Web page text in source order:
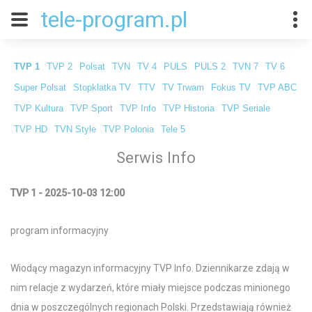
tele-program.pl
TVP 1 TVP 2 Polsat TVN TV 4 PULS PULS 2 TVN 7 TV 6
Super Polsat Stopklatka TV TTV TV Trwam Fokus TV TVP ABC
TVP Kultura TVP Sport TVP Info TVP Historia TVP Seriale
TVP HD TVN Style TVP Polonia Tele 5
Serwis Info
TVP 1 - 2025-10-03 12:00
program informacyjny
Wiodący magazyn informacyjny TVP Info. Dziennikarze zdają w
nim relacje z wydarzeń, które miały miejsce podczas minionego
dnia w poszczególnych regionach Polski. Przedstawiają również